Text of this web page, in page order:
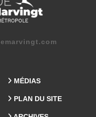
MÉDIAS
PLAN DU SITE